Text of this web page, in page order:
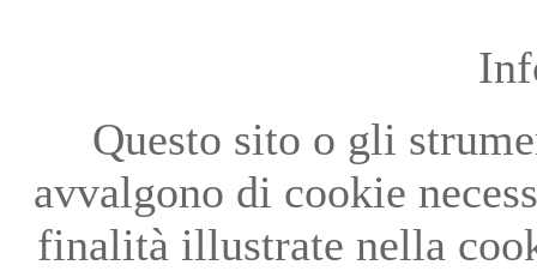
Questo sito o gli
avvalgono di cookie
finalità illustrate nella